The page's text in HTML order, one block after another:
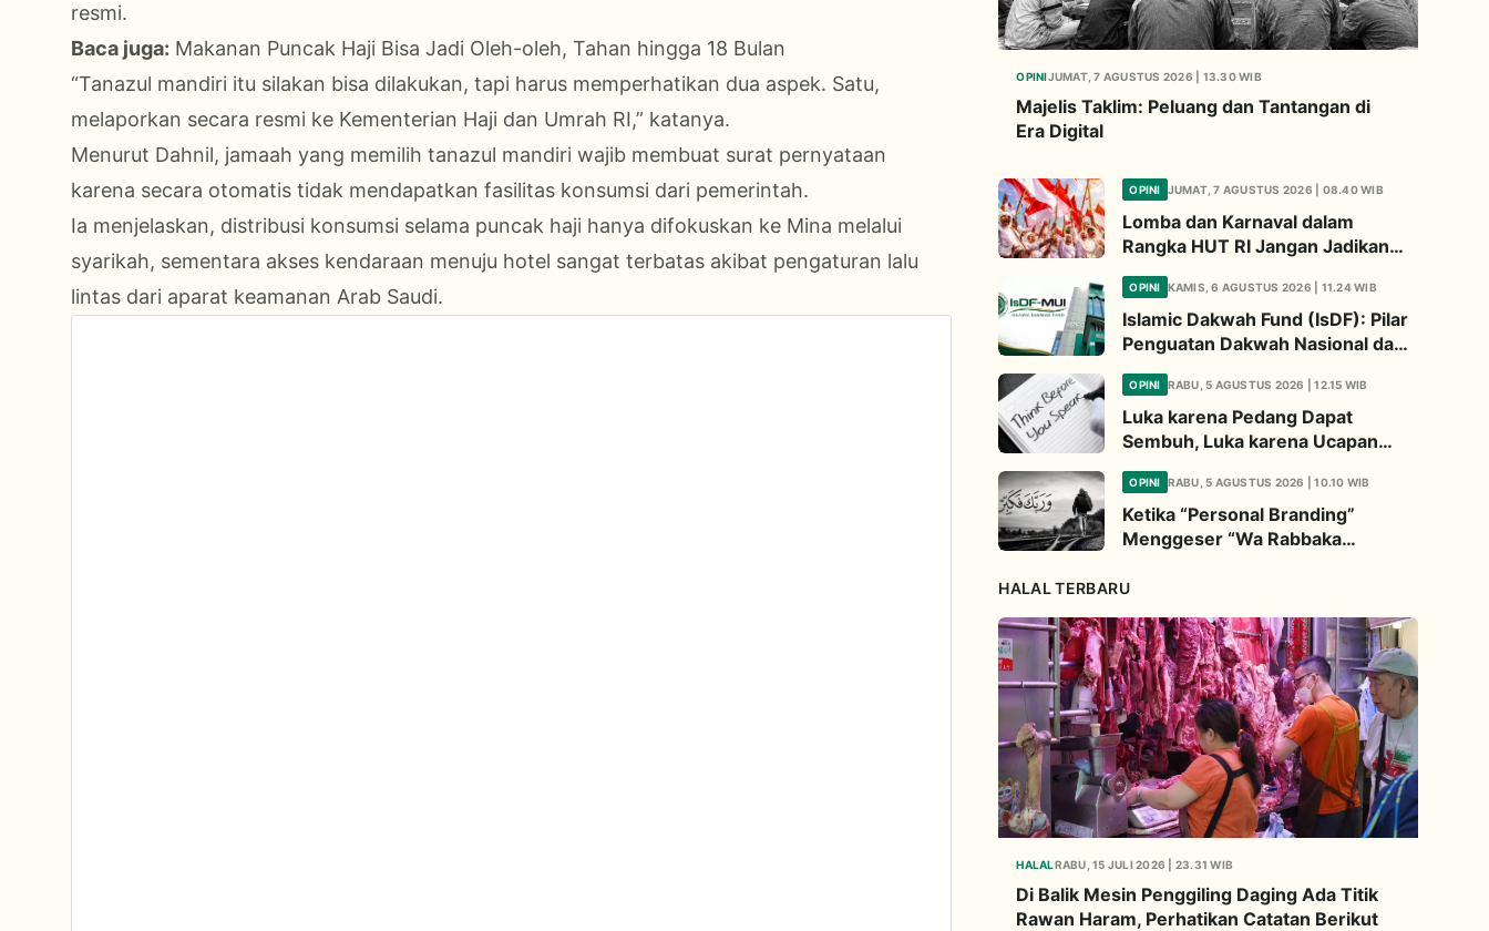
resmi.
Baca juga: Makanan Puncak Haji Bisa Jadi Oleh-oleh, Tahan hingga 18 Bulan
“Tanazul mandiri itu silakan bisa dilakukan, tapi harus memperhatikan dua aspek. Satu,
melaporkan secara resmi ke Kementerian Haji dan Umrah RI,” katanya.
Menurut Dahnil, jamaah yang memilih tanazul mandiri wajib membuat surat pernyataan
karena secara otomatis tidak mendapatkan fasilitas konsumsi dari pemerintah.
Ia menjelaskan, distribusi konsumsi selama puncak haji hanya difokuskan ke Mina melalui
syarikah, sementara akses kendaraan menuju hotel sangat terbatas akibat pengaturan lalu
lintas dari aparat keamanan Arab Saudi.
OPINIJUMAT, 7 AGUSTUS 2026 | 13.30 WIB
Majelis Taklim: Peluang dan Tantangan di
Era Digital
OPINI JUMAT, 7 AGUSTUS 2026 | 08.40 WIB
Lomba dan Karnaval dalam
Rangka HUT RI Jangan Jadikan
Ajang Judi dan Kampanye LGBT
OPINI KAMIS, 6 AGUSTUS 2026 | 11.24 WIB
Islamic Dakwah Fund (IsDF): Pilar
Penguatan Dakwah Nasional dan
Jembatan Kepedulian Umat
Global
OPINI RABU, 5 AGUSTUS 2026 | 12.15 WIB
Luka karena Pedang Dapat
Sembuh, Luka karena Ucapan
Dapat Diwariskan
OPINI RABU, 5 AGUSTUS 2026 | 10.10 WIB
Ketika “Personal Branding”
Menggeser “Wa Rabbaka
HALAL TERBARU
HALALRABU, 15 JULI 2026 | 23.31 WIB
Di Balik Mesin Penggiling Daging Ada Titik
Rawan Haram, Perhatikan Catatan Berikut